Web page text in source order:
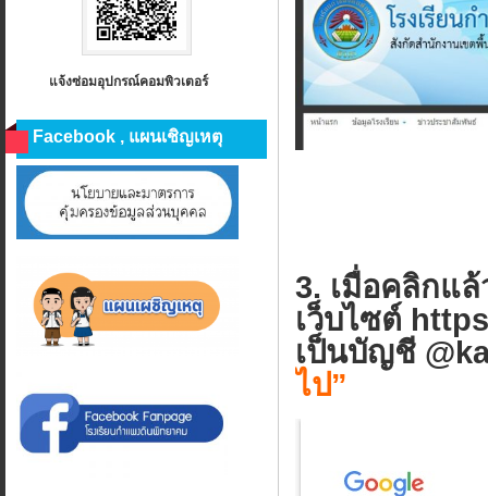
3. เมื่อคลิกแล้
เว็บไซต์
เป็นบัญชี
ไป”
แจ้งซ่อมอุปกรณ์คอมพิวเตอร์
Facebook , แผนเชิญเหตุ